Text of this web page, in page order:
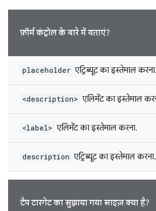
फ़ॉर्म कंट्रोल के बारे में बताएं?
placeholder एट्रिब्यूट का इस्तेमाल करना.
<description> एलिमेंट का इस्तेमाल
<label> एलिमेंट का इस्तेमाल करना.
description एट्रिब्यूट का इस्तेमाल करना.
टैप टारगेट का सुझाया गया साइज़ क्या है?